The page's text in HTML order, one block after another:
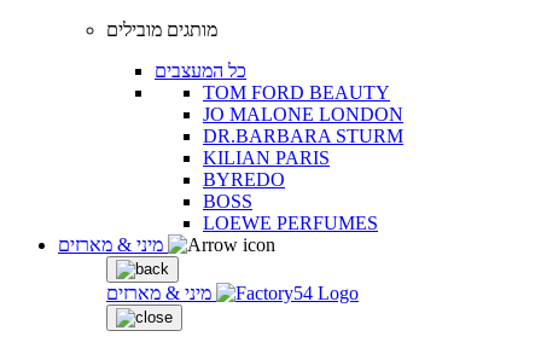
מותגים מובילים
כל המעצבים
TOM FORD BEAUTY
JO MALONE LONDON
DR.BARBARA STURM
KILIAN PARIS
BYREDO
BOSS
LOEWE PERFUMES
מיני & מארזים